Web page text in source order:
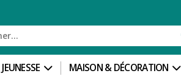
JEUNESSE MAISON & DÉCORATION